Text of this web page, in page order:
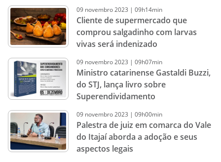
09 novembro2023 | 09h14min
Cliente de supermercado que
comprou salgadinho com larvas
vivas será indenizado
09 novembro2023 | 09h07min
Ministro catarinense Gastaldi Buzzi,
do STJ, lança livro sobre
Superendividamento
09 novembro2023 | 09h00min
Palestra de juiz em comarca do Vale
do Itajaí aborda a adoção e seus
aspectos legais